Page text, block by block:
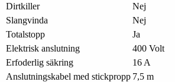
Dirtkiller
Nej
Slangvinda
Nej
Totalstopp
Ja
Elektrisk anslutning
400 Volt
Erfoderlig säkring
16 A
Anslutningskabel med stickpropp 7,5 m